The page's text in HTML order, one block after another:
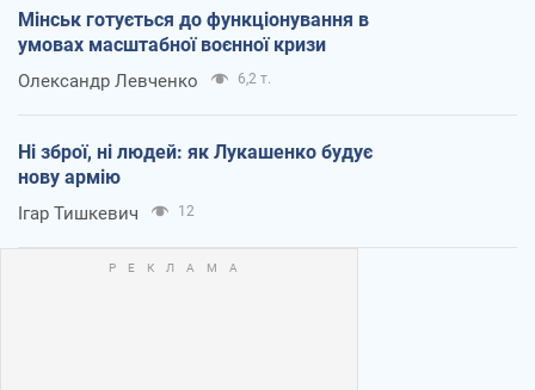
Мінськ готується до функціонування в
умовах масштабної воєнної кризи
Олександр Левченко 6,2 т.
Ні зброї, ні людей: як Лукашенко будує
нову армію
Ігар Тишкевич 12